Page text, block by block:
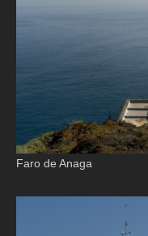
Faro de Anaga